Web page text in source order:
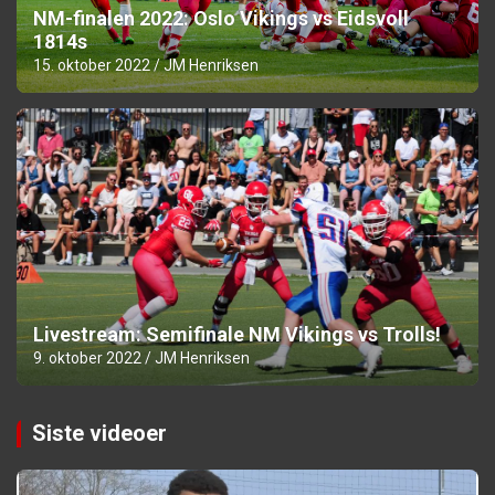
NM-finalen 2022: Oslo Vikings vs Eidsvoll
1814s
15. oktober 2022 JM Henriksen
Livestream: Semifinale NM Vikings vs Trolls!
9. oktober 2022 JM Henriksen
Siste videoer